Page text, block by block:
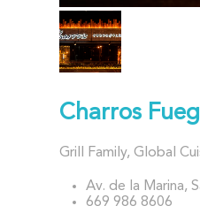
Charros
Grill Family, Global
Av. de la Marina,
669 986 8606